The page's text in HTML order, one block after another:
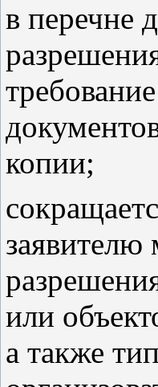
в перечне
копии;
заявителю
или
а также